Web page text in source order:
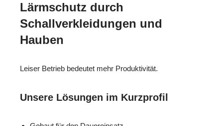
Lärmschutz durch
Schallverkleidungen und
Hauben
Leiser Betrieb bedeutet mehr Produktivität.
Unsere Lösungen im Kurzprofil